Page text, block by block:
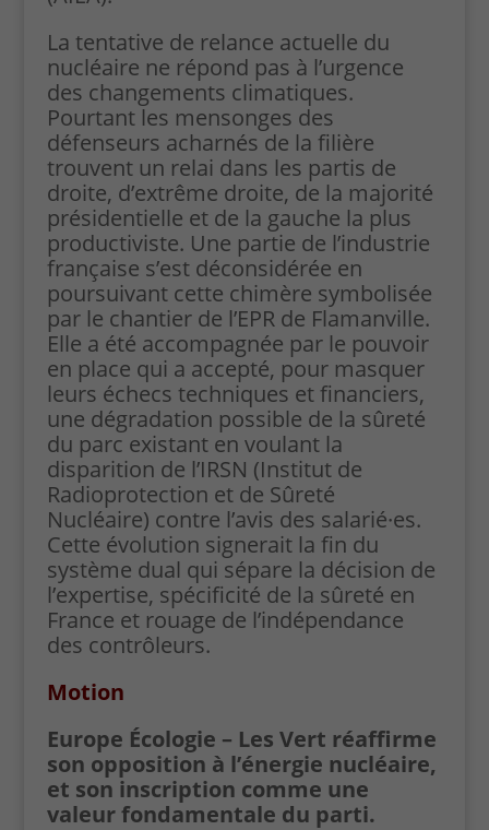
La tentative de relance actuelle du
nucléaire ne répond pas à l’urgence
des changements climatiques.
Pourtant les mensonges des
défenseurs acharnés de la filière
trouvent un relai dans les partis de
droite, d’extrême droite, de la majorité
présidentielle et de la gauche la plus
productiviste. Une partie de l’industrie
française s’est déconsidérée en
poursuivant cette chimère symbolisée
par le chantier de l’EPR de Flamanville.
Elle a été accompagnée par le pouvoir
en place qui a accepté, pour masquer
leurs échecs techniques et financiers,
une dégradation possible de la sûreté
du parc existant en voulant la
disparition de l’IRSN (Institut de
Radioprotection et de Sûreté
Nucléaire) contre l’avis des salarié·es.
Cette évolution signerait la fin du
système dual qui sépare la décision de
l’expertise, spécificité de la sûreté en
France et rouage de l’indépendance
des contrôleurs.
Motion
Europe Écologie – Les Vert réaffirme
son opposition à l’énergie nucléaire,
et son inscription comme une
valeur fondamentale du parti.